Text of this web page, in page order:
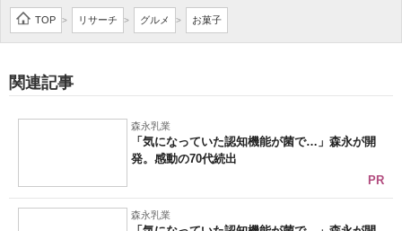
IT製品の技術・比較・事例
製造業のIT導入・活用を支援
モノづくり技術者専門サイト
エレクトロニクス専門サイト
電子設計の基本と応用
エネルギーの専門メディア
TOP > リサーチ > グルメ > お菓子
関連記事
森永乳業
「気になっていた認知機能が菌で…」森永が開
発。感動の70代続出
PR
森永乳業